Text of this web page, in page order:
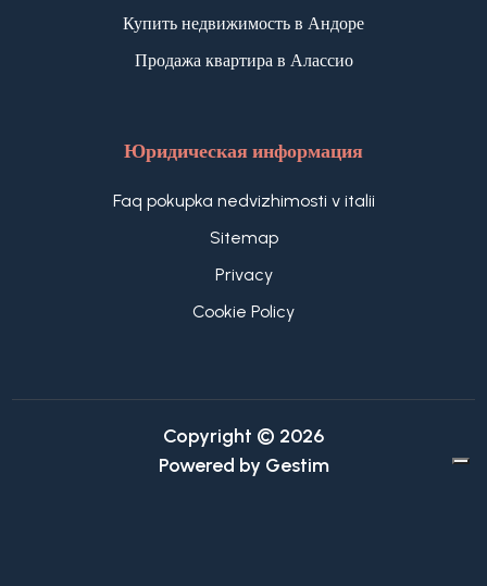
Купить недвижимость в Андоре
Продажа квартира в Алассио
Юридическая информация
Faq pokupka nedvizhimosti v italii
Sitemap
Privacy
Cookie Policy
Copyright © 2026
Powered by Gestim